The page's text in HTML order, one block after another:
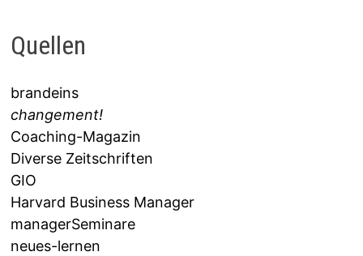
Quellen
brandeins
changement!
Coaching-Magazin
Diverse Zeitschriften
GIO
Harvard Business Manager
managerSeminare
neues-lernen